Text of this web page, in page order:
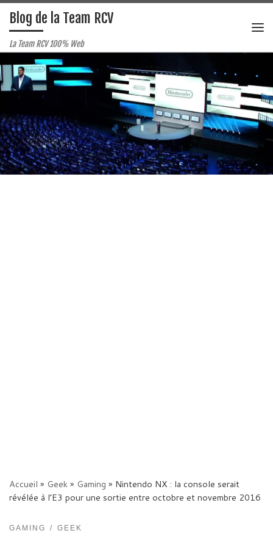
Passer au contenu
Blog de la Team RCV
La Team RCV 100% Web
Accueil » Geek» Gaming » Nintendo NX : la console serait
révélée à l’E3 pour une sortie entre octobre et novembre 2016
GAMING GEEK